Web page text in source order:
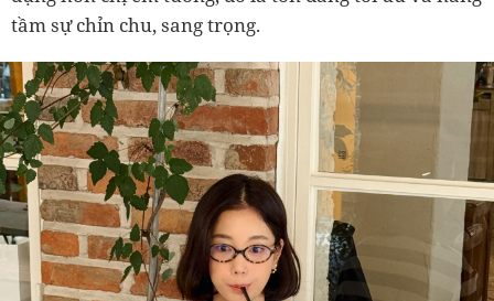
tầm sự chỉn chu, sang trọng.